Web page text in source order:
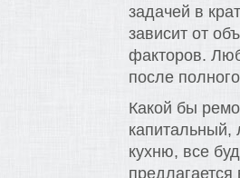
задачей в
зависит от
факторов.
после
Какой бы
капитальный,
кухню, все